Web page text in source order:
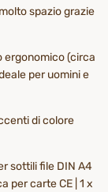
spazio grazie
ergonomico (circa
per uomini e
di colore
sottili file DIN A4
per carte CE | 1 x